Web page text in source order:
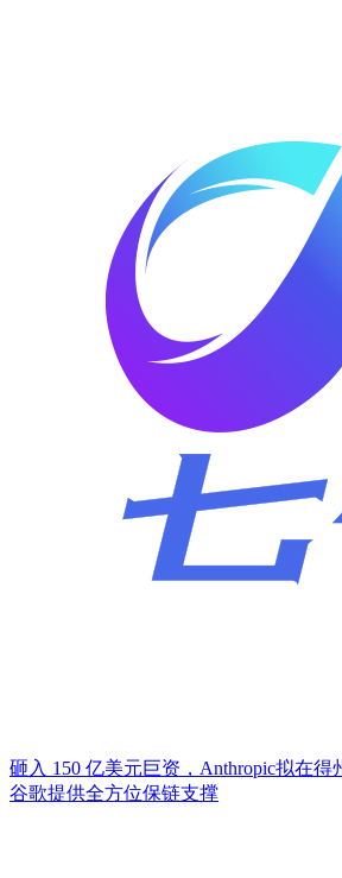
砸入 150 亿美元巨资，Anthropic拟在得
谷歌提供全方位保链支撑